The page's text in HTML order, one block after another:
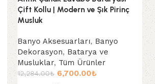
Çift Kollu | Modern ve Şık Pirinç
Musluk
Banyo Aksesuarları, Banyo
Dekorasyon, Batarya ve
Musluklar, Tüm Ürünler
12,284.00₺ 6,700.00₺